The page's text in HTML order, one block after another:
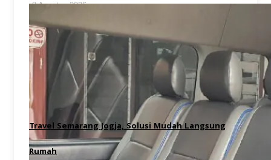
8 Agustus 2026
Travel Semarang Jogja, Solusi Mudah Langsung
Rumah